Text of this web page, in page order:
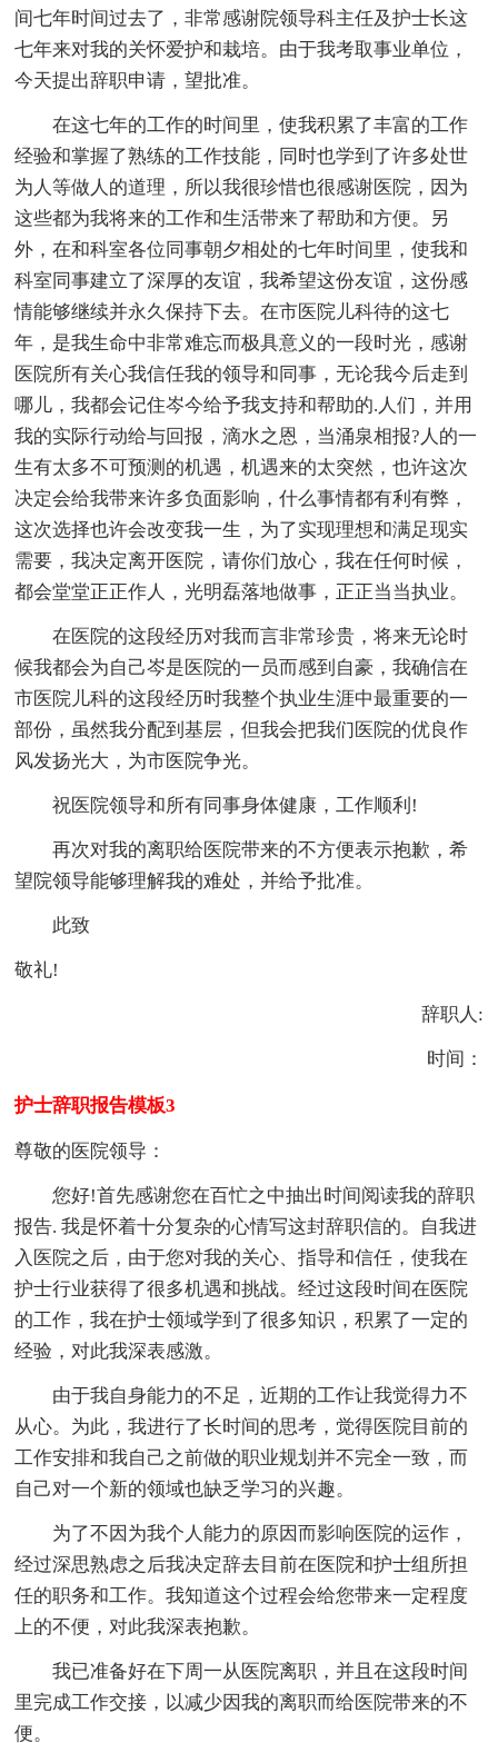
间七年时间过去了，非常感谢院领导科主任及护士长这
七年来对我的关怀爱护和栽培。由于我考取事业单位，
今天提出辞职申请，望批准。
在这七年的工作的时间里，使我积累了丰富的工作
经验和掌握了熟练的工作技能，同时也学到了许多处世
为人等做人的道理，所以我很珍惜也很感谢医院，因为
这些都为我将来的工作和生活带来了帮助和方便。另
外，在和科室各位同事朝夕相处的七年时间里，使我和
科室同事建立了深厚的友谊，我希望这份友谊，这份感
情能够继续并永久保持下去。在市医院儿科待的这七
年，是我生命中非常难忘而极具意义的一段时光，感谢
医院所有关心我信任我的领导和同事，无论我今后走到
哪儿，我都会记住岑今给予我支持和帮助的.人们，并用
我的实际行动给与回报，滴水之恩，当涌泉相报?人的一
生有太多不可预测的机遇，机遇来的太突然，也许这次
决定会给我带来许多负面影响，什么事情都有利有弊，
这次选择也许会改变我一生，为了实现理想和满足现实
需要，我决定离开医院，请你们放心，我在任何时候，
都会堂堂正正作人，光明磊落地做事，正正当当执业。
在医院的这段经历对我而言非常珍贵，将来无论时
候我都会为自己岑是医院的一员而感到自豪，我确信在
市医院儿科的这段经历时我整个执业生涯中最重要的一
部份，虽然我分配到基层，但我会把我们医院的优良作
风发扬光大，为市医院争光。
祝医院领导和所有同事身体健康，工作顺利!
再次对我的离职给医院带来的不方便表示抱歉，希
望院领导能够理解我的难处，并给予批准。
此致
敬礼!
辞职人:
时间：
护士辞职报告模板3
尊敬的医院领导：
您好!首先感谢您在百忙之中抽出时间阅读我的辞职
报告. 我是怀着十分复杂的心情写这封辞职信的。自我进
入医院之后，由于您对我的关心、指导和信任，使我在
护士行业获得了很多机遇和挑战。经过这段时间在医院
的工作，我在护士领域学到了很多知识，积累了一定的
经验，对此我深表感激。
由于我自身能力的不足，近期的工作让我觉得力不
从心。为此，我进行了长时间的思考，觉得医院目前的
工作安排和我自己之前做的职业规划并不完全一致，而
自己对一个新的领域也缺乏学习的兴趣。
为了不因为我个人能力的原因而影响医院的运作，
经过深思熟虑之后我决定辞去目前在医院和护士组所担
任的职务和工作。我知道这个过程会给您带来一定程度
上的不便，对此我深表抱歉。
我已准备好在下周一从医院离职，并且在这段时间
里完成工作交接，以减少因我的离职而给医院带来的不
便。